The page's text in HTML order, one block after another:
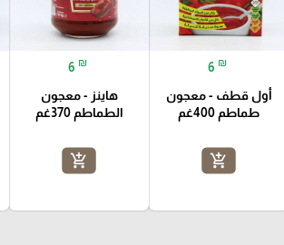
6 ₪
أول قطف - معجون
طماطم 400غم
add_shopping_cart
6 ₪
هاينز - معجون
الطماطم 370غم
add_shopping_cart